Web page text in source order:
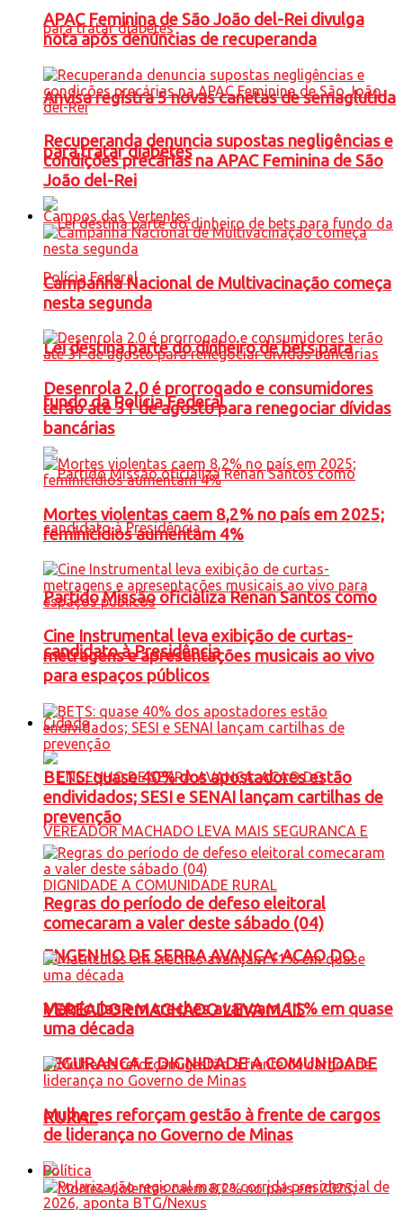
Anvisa registra 5 novas canetas de semaglutida
para tratar diabetes
Lei destina parte do dinheiro de bets para
fundo da Polícia Federal
Partido Missão oficializa Renan Santos como
candidato à Presidência
Cidade
ENGENHO DE SERRA AVANÇA: ACAO DO
VEREADOR MACHADO LEVA MAIS
SEGURANCA E DIGNIDADE A COMUNIDADE
RURAL
APAC Feminina de São João del-Rei divulga
nota após denúncias de recuperanda
Recuperanda denuncia supostas negligências e
condições precárias na APAC Feminina de São
João del-Rei
Campos das Vertentes
Campanha Nacional de Multivacinação começa
nesta segunda
Desenrola 2.0 é prorrogado e consumidores
terão até 31 de agosto para renegociar dívidas
bancárias
Mortes violentas caem 8,2% no país em 2025;
feminicídios aumentam 4%
Cine Instrumental leva exibição de curtas-
metragens e apresentações musicais ao vivo
para espaços públicos
BETS: quase 40% dos apostadores estão
endividados; SESI e SENAI lançam cartilhas de
prevenção
Regras do período de defeso eleitoral
comecaram a valer deste sábado (04)
Matrículas em creches avançam 11% em quase
uma década
Mulheres reforçam gestão à frente de cargos
de liderança no Governo de Minas
Política